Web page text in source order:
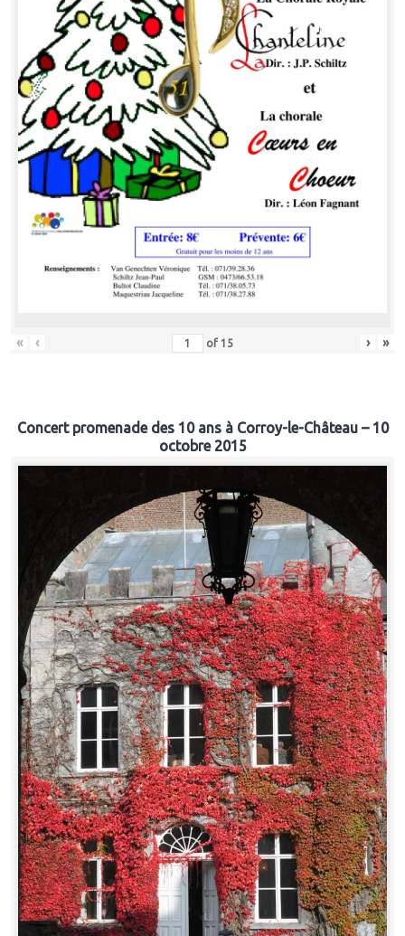
« ‹ of 15 › »
Concert promenade des 10 ans à Corroy-le-Château – 10
octobre 2015